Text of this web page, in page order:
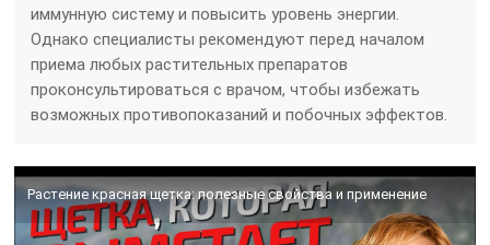
иммунную систему и повысить уровень энергии.
Однако специалисты рекомендуют перед началом
приема любых растительных препаратов
проконсультироваться с врачом, чтобы избежать
возможных противопоказаний и побочных эффектов.
Растение красная щетка: полезные свойства и применение